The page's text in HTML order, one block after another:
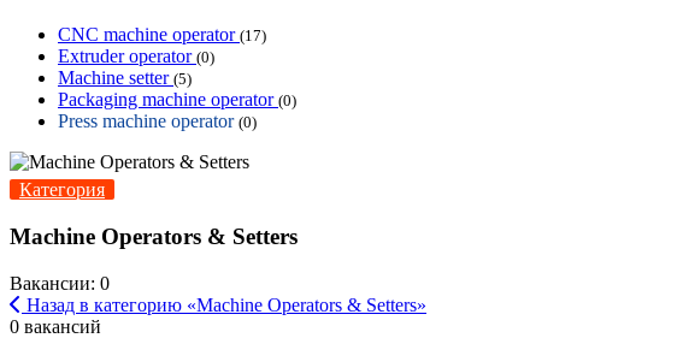
CNC machine operator (17)
Extruder operator (0)
Machine setter (5)
Packaging machine operator (0)
Press machine operator (0)
Категория
Machine Operators & Setters
Вакансии: 0
Назад в категорию «Machine Operators & Setters»
0 вакансий